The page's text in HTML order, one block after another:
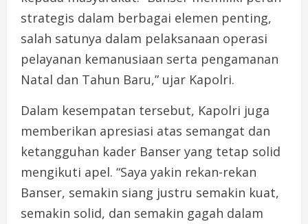
strategis dalam berbagai elemen penting,
salah satunya dalam pelaksanaan operasi
pelayanan kemanusiaan serta pengamanan
Natal dan Tahun Baru,” ujar Kapolri.
Dalam kesempatan tersebut, Kapolri juga
memberikan apresiasi atas semangat dan
ketangguhan kader Banser yang tetap solid
mengikuti apel. “Saya yakin rekan-rekan
Banser, semakin siang justru semakin kuat,
semakin solid, dan semakin gagah dalam